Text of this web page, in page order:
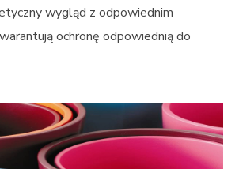
wygląd z odpowiednim
ochronę odpowiednią do